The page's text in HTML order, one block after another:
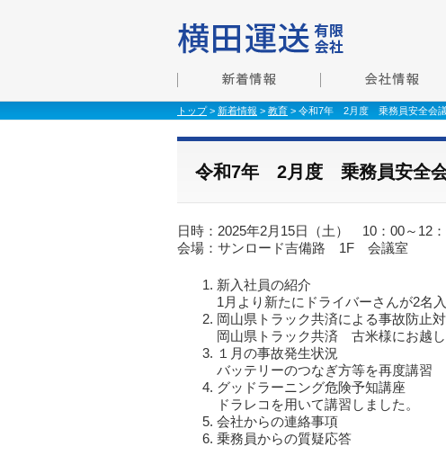
トップ> 新着情報 > 教育 > 令和7年 2月度 乗務員安全会議
令和7年 2月度 乗務員安全会
日時：2025年2月15日（土） 10：00～12
会場：サンロード吉備路 1F 会議室
新入社員の紹介
1月より新たにドライバーさんが2名入
岡山県トラック共済による事故防止
岡山県トラック共済 古米様にお越
１月の事故発生状況
バッテリーのつなぎ方等を再度講習
グッドラーニング危険予知講座
ドラレコを用いて講習しました。
会社からの連絡事項
乗務員からの質疑応答